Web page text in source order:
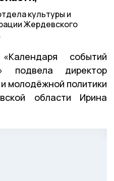
культуры и
Жердевского
событий
подвела директор
молодёжной политики
области Ирина